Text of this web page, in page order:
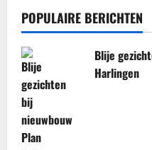
POPULAIRE BERICHTEN
Blije
Harlingen